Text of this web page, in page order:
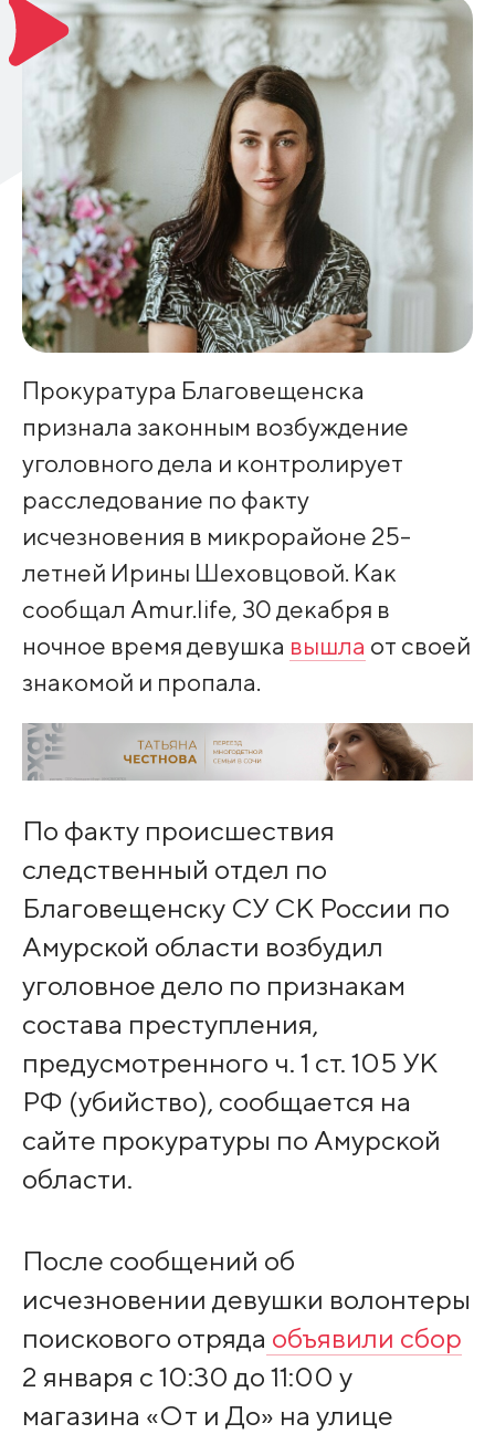
Прокуратура Благовещенска
признала законным возбуждение
уголовного дела и контролирует
расследование по факту
исчезновения в микрорайоне 25-
летней Ирины Шеховцовой. Как
сообщал Amur.life, 30 декабря в
ночное время девушка вышла от своей
знакомой и пропала.
По факту происшествия
следственный отдел по
Благовещенску СУ СК России по
Амурской области возбудил
уголовное дело по признакам
состава преступления,
предусмотренного ч. 1 ст. 105 УК
РФ (убийство), сообщается на
сайте прокуратуры по Амурской
области.
После сообщений об
исчезновении девушки волонтеры
поискового отряда объявили сбор
2 января с 10:30 до 11:00 у
магазина «От и До» на улице